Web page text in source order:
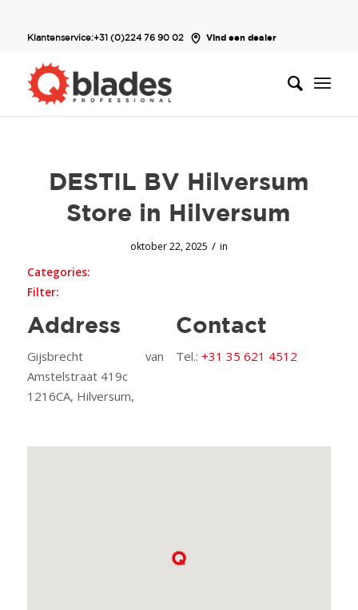
Klantenservice:+31 (0)224 76 90 02 Vind een dealer
DESTIL BV Hilversum
Store in Hilversum
oktober 22, 2025 / in
Categories:
Filter:
Address
Gijsbrecht van
Amstelstraat 419c
1216CA, Hilversum,
Contact
Tel.:+31 35 621 4512